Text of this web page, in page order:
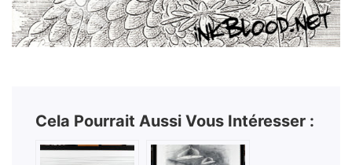
Cela Pourrait Aussi Vous Intéresser :